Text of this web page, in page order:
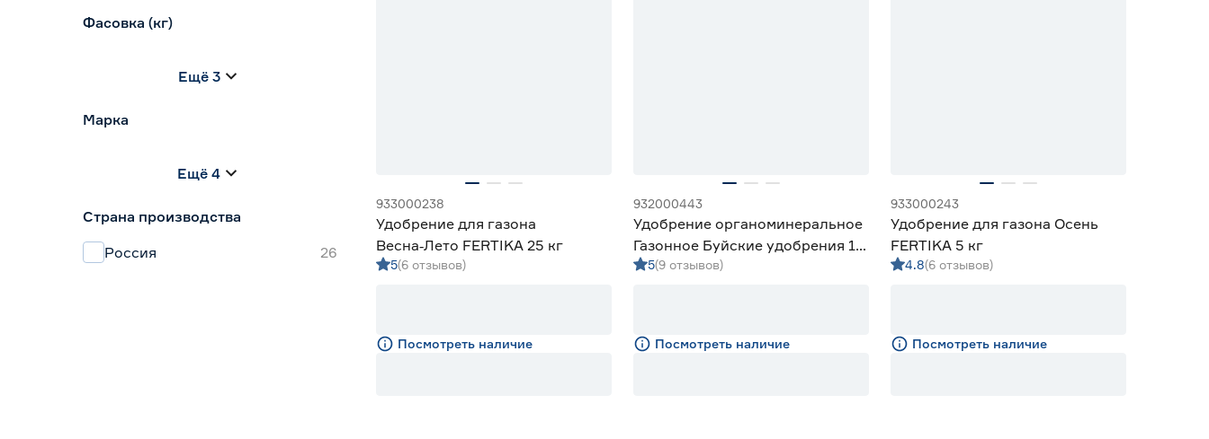
Фасовка (кг)
1
Ещё 3
Марка
Агрикола
Ещё 4
Страна производства
Россия
26
933000238
Удобрение для газона
Весна‑Лето FERTIKA 25 кг
5(6 отзывов)
Посмотреть наличие
932000443
Удобрение органоминеральное
Газонное Буйские удобрения 10
кг5(9 отзывов)
Посмотреть наличие
933000243
Удобрение для газона Осень
FERTIKA 5 кг
4.8(6 отзывов)
Посмотреть наличие